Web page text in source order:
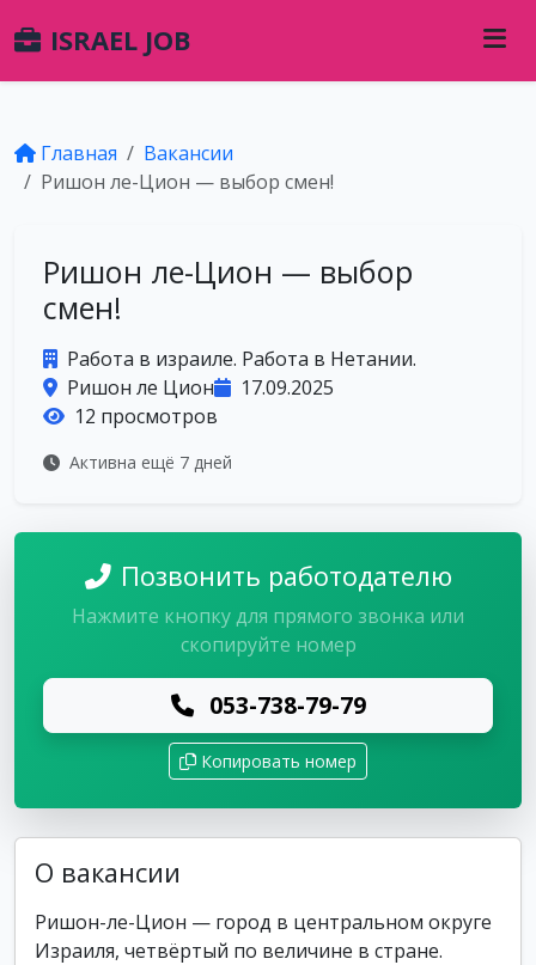
ISRAEL JOB
Главная
Вакансии
Ришон ле-Цион — выбор смен!
Ришон ле-Цион — выбор
смен!
Работа в израиле. Работа в Нетании.
Ришон ле Цион
17.09.2025
12 просмотров
Активна ещё 7 дней
Позвонить работодателю
Нажмите кнопку для прямого звонка или
скопируйте номер
053-738-79-79
Копировать номер
О вакансии
Ришон-ле-Цион — город в центральном округе
Израиля, четвёртый по величине в стране.